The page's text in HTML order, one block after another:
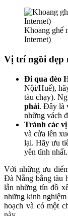
Khoang ghế
Internet)
Vị trí ngồi đẹp
Đi qua đèo
Nội/Huế),
tàu chạy).
phải. Đây là
những vách
Tránh các
và cửa lên
lại. Hãy ưu
yên tĩnh nhất.
Với những ưu
Đà Nẵng bằng tàu
lẫn những tín đồ
những kinh
hoạch và có một